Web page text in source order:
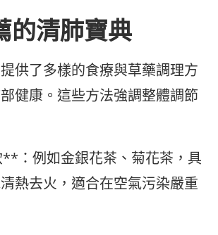
的清肺寶典
供了多樣的食療與草藥調理方
健康。這些方法強調整體調節
：例如金銀花茶、菊花茶，具
熱去火，適合在空氣污染嚴重